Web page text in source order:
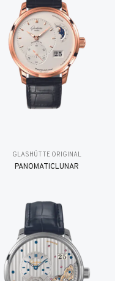
GLASHÜTTE ORIGINAL
PANOMATICLUNAR